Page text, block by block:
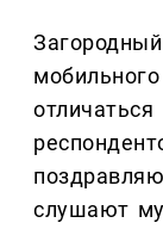
слушают